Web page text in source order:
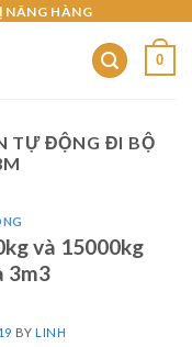
NÂNG HÀNG
0
TỰ ĐỘNG ĐI BỘ
và 15000kg
3m3
BYLINH